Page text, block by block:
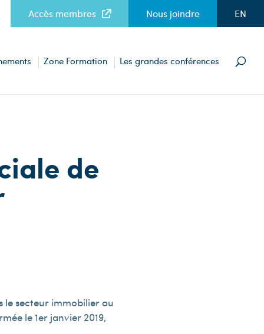
Accès membres Nous joindre EN
Zone Formation Les grandes conférences
de
le secteur immobilier au
le 1er janvier 2019,